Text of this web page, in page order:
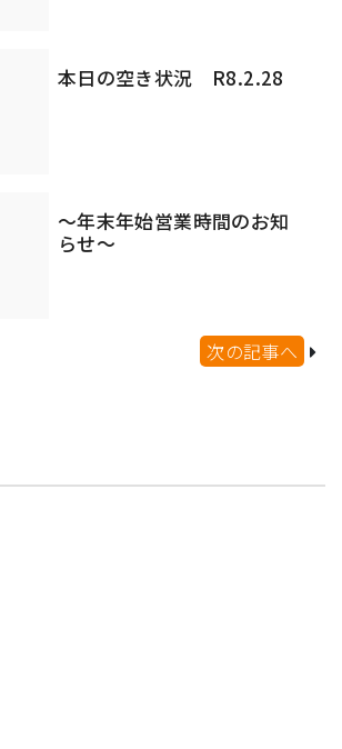
本日の空き状況 R8.2.28
～年末年始営業時間のお知
らせ～
次の記事へ